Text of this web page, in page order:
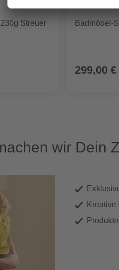
Streuer Badmöbel-
299,00 €
wir Dein
Kreative